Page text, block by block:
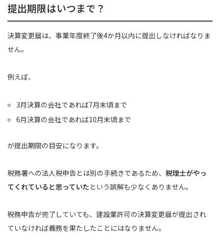
提出期限はいつまで？
決算変更届は、事業年度終了後4か月以内に提出しなければなりま
せん。
例えば、
3月決算の会社であれば7月末頃まで
6月決算の会社であれば10月末頃まで
が提出期限の目安になります。
税務署への法人税申告とは別の手続きであるため、 税理士がやっ
てくれていると思っていたという誤解も少なくありません。
税務申告が完了していても、建設業許可の決算変更届が提出され
ていなければ義務を果たしたことにはなりません。